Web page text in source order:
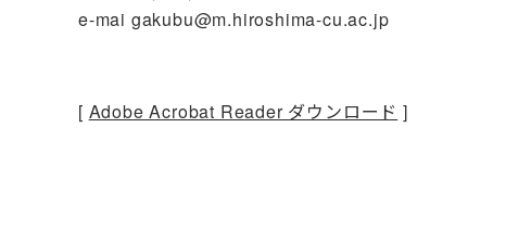
e-mai gakubu@m.hiroshima-cu.ac.jp
[ Adobe Acrobat Reader ダウンロード ]